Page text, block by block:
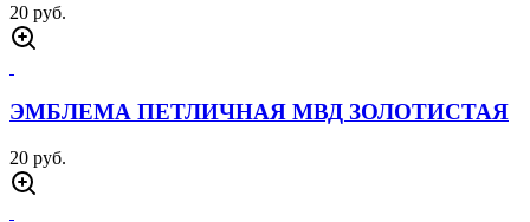
20 руб.
ЭМБЛЕМА ПЕТЛИЧНАЯ МВД ЗОЛОТИСТАЯ
20 руб.